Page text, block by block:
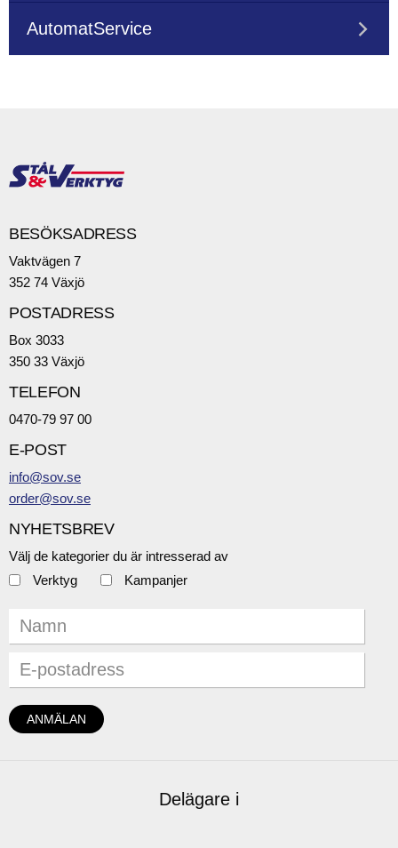
AutomatService
BESÖKSADRESS
Vaktvägen 7
352 74 Växjö
POSTADRESS
Box 3033
350 33 Växjö
TELEFON
0470-79 97 00
E-POST
info@sov.se
order@sov.se
NYHETSBREV
Välj de kategorier du är intresserad av
Verktyg
Kampanjer
Delägare i